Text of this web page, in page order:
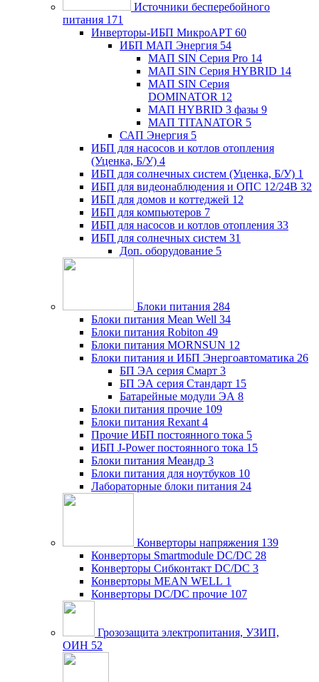
Источники бесперебойного
питания 171
Инверторы-ИБП МикроАРТ 60
ИБП МАП Энергия 54
МАП SIN Серия Pro 14
МАП SIN Серия HYBRID 14
МАП SIN Серия
DOMINATOR 12
МАП HYBRID 3 фазы 9
МАП TITANATOR 5
САП Энергия 5
ИБП для насосов и котлов отопления
(Уценка, Б/У) 4
ИБП для солнечных систем (Уценка, Б/У) 1
ИБП для видеонаблюдения и ОПС 12/24В 32
ИБП для домов и коттеджей 12
ИБП для компьютеров 7
ИБП для насосов и котлов отопления 33
ИБП для солнечных систем 31
Доп. оборудование 5
Блоки питания 284
Блоки питания Mean Well 34
Блоки питания Robiton 49
Блоки питания MORNSUN 12
Блоки питания и ИБП Энергоавтоматика 26
БП ЭА серия Смарт 3
БП ЭА серия Стандарт 15
Батарейные модули ЭА 8
Блоки питания прочие 109
Блоки питания Rexant 4
Прочие ИБП постоянного тока 5
ИБП J-Power постоянного тока 15
Блоки питания Меандр 3
Блоки питания для ноутбуков 10
Лабораторные блоки питания 24
Конверторы напряжения 139
Конверторы Smartmodule DC/DC 28
Конверторы Сибконтакт DC/DC 3
Конверторы MEAN WELL 1
Конверторы DC/DC прочие 107
Грозозащита электропитания, УЗИП,
ОИН 52